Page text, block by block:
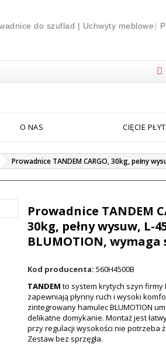
do szuflad | Uchwyty meblowe |
O NAS CIĘCIE PŁYT
Prowadnice TANDEM CARGO, 30kg, pełny
Prowadnice TANDEM
30kg, pełny wysuw, L-
BLUMOTION, wymaga
Kod producenta: 560H4500B
TANDEM to system krytych szyn firmy
zapewniają płynny ruch i wysoki
zintegrowany hamulec BLUMOTION
delikatne domykanie. Montaż jest
przy regulacji wysokości nie potrzeba
Zestaw bez sprzęgła.